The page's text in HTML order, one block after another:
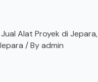
Jual Alat Proyek di Jepara,
/ Byadmin